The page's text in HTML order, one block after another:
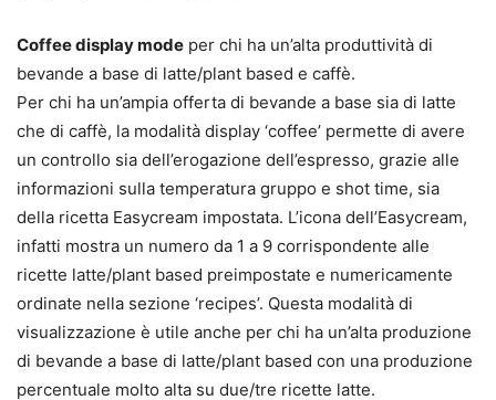
Coffee display mode per chi ha un’alta produttività di
bevande a base di latte/plant based e caffè.
Per chi ha un’ampia offerta di bevande a base sia di latte
che di caffè, la modalità display ‘coffee’ permette di avere
un controllo sia dell’erogazione dell’espresso, grazie alle
informazioni sulla temperatura gruppo e shot time, sia
della ricetta Easycream impostata. L’icona dell’Easycream,
infatti mostra un numero da 1 a 9 corrispondente alle
ricette latte/plant based preimpostate e numericamente
ordinate nella sezione ‘recipes’. Questa modalità di
visualizzazione è utile anche per chi ha un’alta produzione
di bevande a base di latte/plant based con una produzione
percentuale molto alta su due/tre ricette latte.